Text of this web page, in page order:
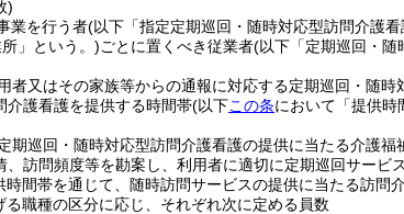
)
業を行う者(以下「指定定期巡回・随時対応型訪問介護
」という。)ごとに置くべき従業者(以下「定期巡回・随
者又はその家族等からの通報に対応する定期巡回・随
護看護を提供する時間帯(以下この条において「提供時
期巡回・随時対応型訪問介護看護の提供に当たる介護
訪問頻度等を勘案し、利用者に適切に定期巡回サービ
間帯を通じて、随時訪問サービスの提供に当たる訪問
職種の区分に応じ、それぞれ次に定める員数